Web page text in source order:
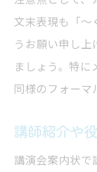
文末表現も「〜
うお願い申し上
ましょう。特
同様のフォーマ
講師紹介や
講演会案内状で